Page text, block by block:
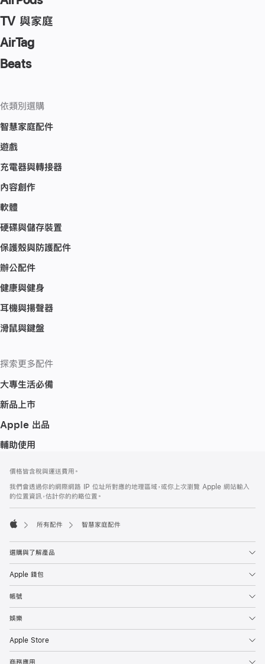
TV 與家庭
AirTag
Beats
依類別選購
智慧家庭配件
遊戲
充電器與轉接器
內容創作
軟體
硬碟與儲存裝置
保護殼與防護配件
辦公配件
健康與健身
耳機與揚聲器
滑鼠與鍵盤
探索更多配件
大專生活必備
新品上市
Apple 出品
輔助使用
腳
腳
價格皆含稅與運送費用。
我們會透過你的網際網路 IP 位址所對應的地理區域，或你上次瀏覽 Apple 網站輸入
的位置資訊，估計你的約略位置。
所有配件 智慧家庭配件
選購與了解產品
Apple 錢包
帳號
娛樂
Apple Store
商務應用